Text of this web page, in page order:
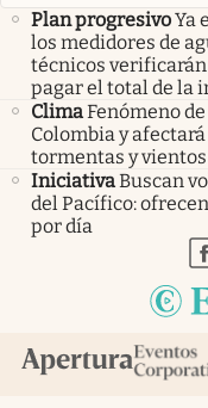
Plan progresivoYa
los medidores de
técnicos
pagar el total de la
ClimaFenómeno
Colombia y
tormentas y
IniciativaBuscan
del Pacífico:
por día